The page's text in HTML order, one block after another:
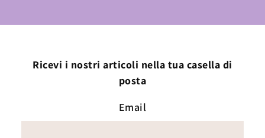
Ricevi i nostri articoli nella tua casella di
posta
Email